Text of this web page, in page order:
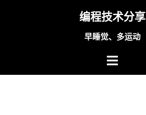
编程技术分享
早睡觉、多运动